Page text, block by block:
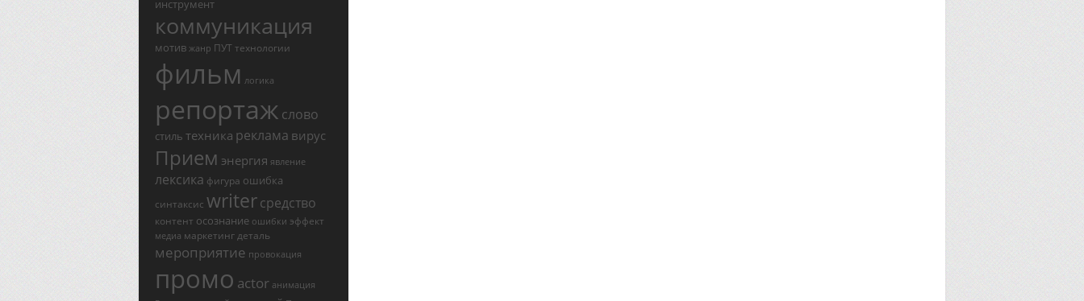
инструмент
коммуникация
мотив жанр ПУТ технологии
фильм логика
репортаж слово
стиль техника реклама вирус
Прием энергия явление
лексика фигура ошибка
синтаксис writerсредство
контент осознание ошибки эффект
медиа маркетингдеталь
мероприятие провокация
промо actor анимация